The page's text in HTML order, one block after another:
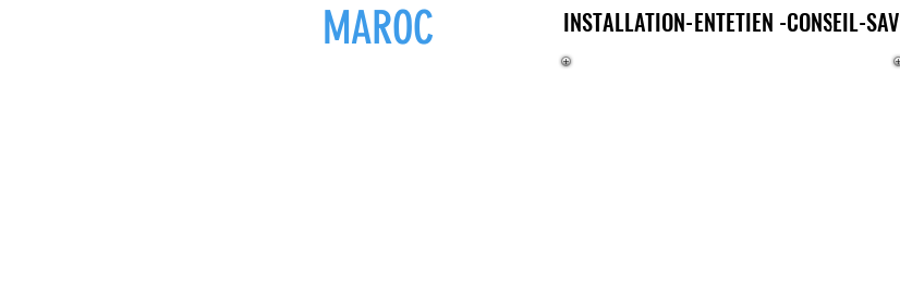
MAROC
INSTALLATION-ENTETIEN -CONSEIL-SAV
INSTALLATION-ENTETIEN -CONSEIL-SAV